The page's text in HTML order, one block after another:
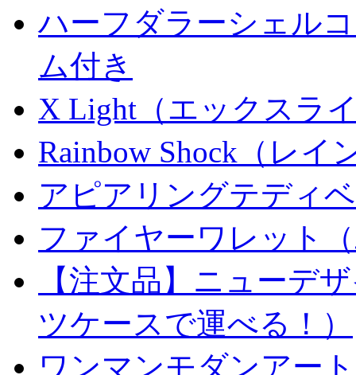
ハーフダラーシェル
ム付き
X Light（エックスラ
Rainbow Shock（レイ
アピアリングテディ
ファイヤーワレット
【注文品】ニューデ
ツケースで運べる！）
ワンマンモダンアート